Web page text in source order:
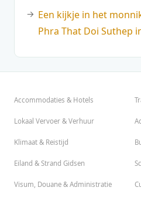
Een kijkje in het
Phra That Doi Suthep
Accommodaties & Hotels
Lokaal Vervoer & Verhuur
Klimaat & Reistijd
Eiland & Strand Gidsen
Visum, Douane & Administratie